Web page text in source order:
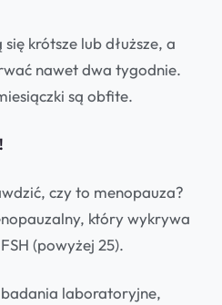
krótsze lub dłuższe, a
nawet dwa tygodnie.
są obfite.
czy to menopauza?
który wykrywa
(powyżej 25).
laboratoryjne,